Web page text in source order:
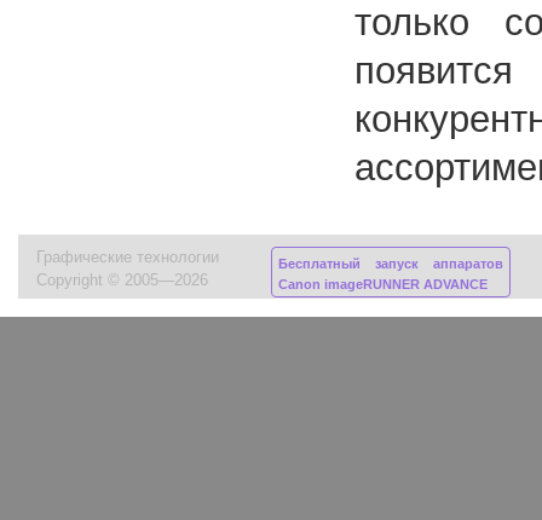
только
Графические технологии
Copyright © 2005—2026
Бесплатный запуск аппаратов
Canon imageRUNNER ADVANCE